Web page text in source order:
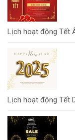
Lịch hoạt động Tết
Lịch hoạt động Tết